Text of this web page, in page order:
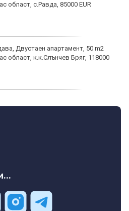
област, с.Равда, 85000 EUR
Двустаен апартамент, 50 m2
област, к.к.Слънчев Бряг, 118000